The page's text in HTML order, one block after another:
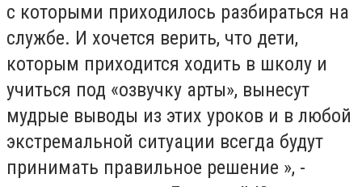
с которыми приходилось разбираться на
службе. И хочется верить, что дети,
которым приходится ходить в школу и
учиться под «озвучку арты», вынесут
мудрые выводы из этих уроков и в любой
экстремальной ситуации всегда будут
принимать правильное решение », -